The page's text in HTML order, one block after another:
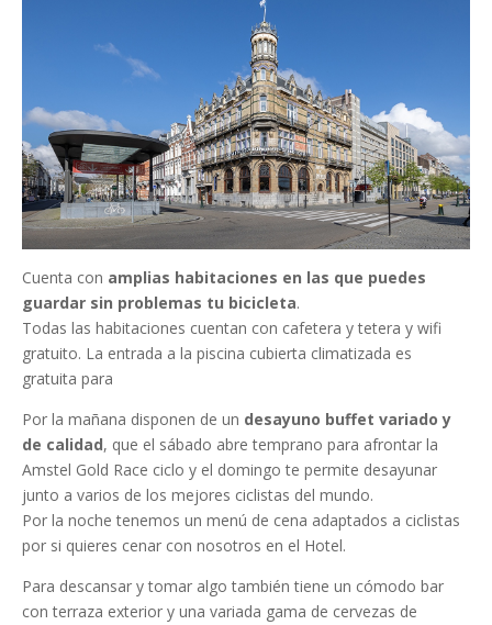
Cuenta con amplias habitaciones en las que puedes
guardar sin problemas tu bicicleta.
Todas las habitaciones cuentan con cafetera y tetera y wifi
gratuito. La entrada a la piscina cubierta climatizada es
gratuita para
Por la mañana disponen de un desayuno buffet variado y
de calidad, que el sábado abre temprano para afrontar la
Amstel Gold Race ciclo y el domingo te permite desayunar
junto a varios de los mejores ciclistas del mundo.
Por la noche tenemos un menú de cena adaptados a ciclistas
por si quieres cenar con nosotros en el Hotel.
Para descansar y tomar algo también tiene un cómodo bar
con terraza exterior y una variada gama de cervezas de